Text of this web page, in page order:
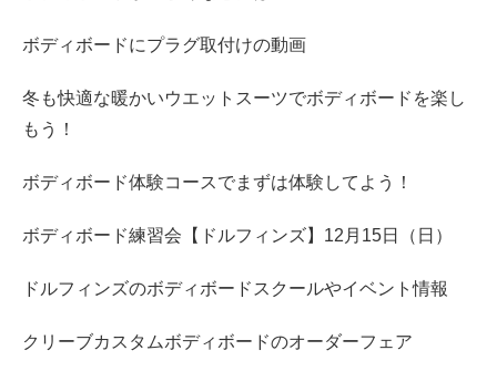
ボディボードにプラグ取付けの動画
冬も快適な暖かいウエットスーツでボディボードを楽し
もう！
ボディボード体験コースでまずは体験してよう！
ボディボード練習会【ドルフィンズ】12月15日（日）
ドルフィンズのボディボードスクールやイベント情報
クリーブカスタムボディボードのオーダーフェア